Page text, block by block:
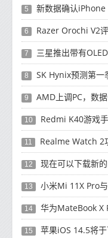
5 新数据确认
6 Razer Orochi V2
7 三星推出带有OLED显示屏的
8 SK Hynix预测第一季
9 AMD上调PC，数
10 Redmi K40游戏
11 Realme Watch 2
12 现在可以下载新
13 小米Mi 11X Pro
14 华为MateBook X
15 苹果iOS 14.5将